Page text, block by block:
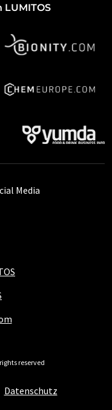
Datenschutz
Media
reserved